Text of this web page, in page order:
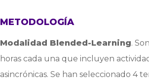
METODOLOGÍA
Modalidad Blended-Learning.
horas cada una que incluyen
asincrónicas. Se han seleccionado 4